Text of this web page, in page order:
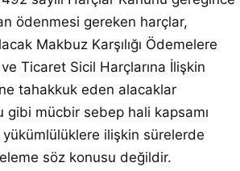
ödenmesi gereken harçlar,
Makbuz Karşılığı Ödemelere
Ticaret Sicil Harçlarına İlişkin
tahakkuk eden alacaklar
gibi mücbir sebep hali kapsamı
yükümlülüklere ilişkin sürelerde
söz konusu değildir.